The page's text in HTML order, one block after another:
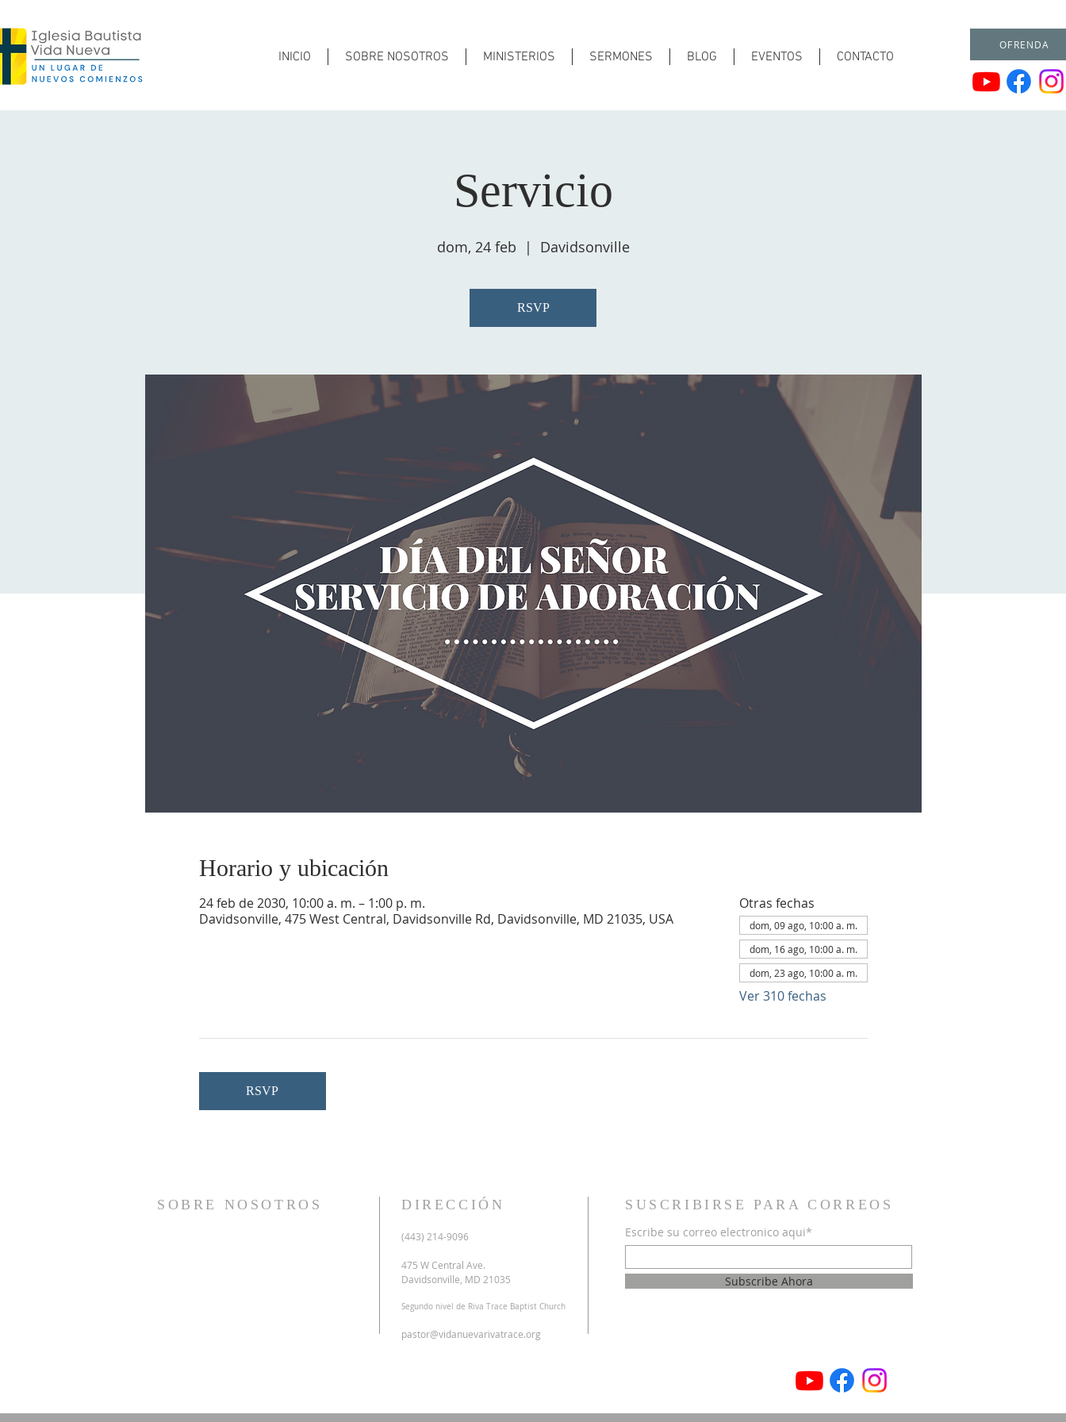
INICIO SOBRE NOSOTROS MINISTERIOS SERMONES BLOG EVENTOS CONTACTO
OFRENDA
Servicio
dom, 24 feb
  |
Davidsonville
RSVP
Horario y ubicación
24 feb de 2030, 10:00 a. m. – 1:00 p. m.
Davidsonville, 475 West Central, Davidsonville Rd, Davidsonville, MD 21035, USA
Otras fechas
dom, 09 ago, 10:00 a. m.
dom, 16 ago, 10:00 a. m.
dom, 23 ago, 10:00 a. m.
Ver 310 fechas
RSVP
SOBRE NOSOTROS DIRECCIÓN
(443) 214-9096
475 W Central Ave.
Davidsonville, MD 21035
Segundo nivel de Riva Trace Baptist Church
pastor@vidanuevarivatrace.org
SUSCRIBIRSE PARA CORREOS
Escribe su correo electronico aqui*
Subscribe Ahora